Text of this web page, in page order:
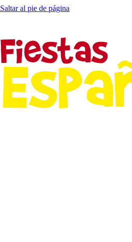
Saltar al pie de página